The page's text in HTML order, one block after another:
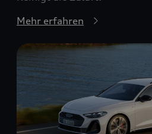
Mehr erfahren